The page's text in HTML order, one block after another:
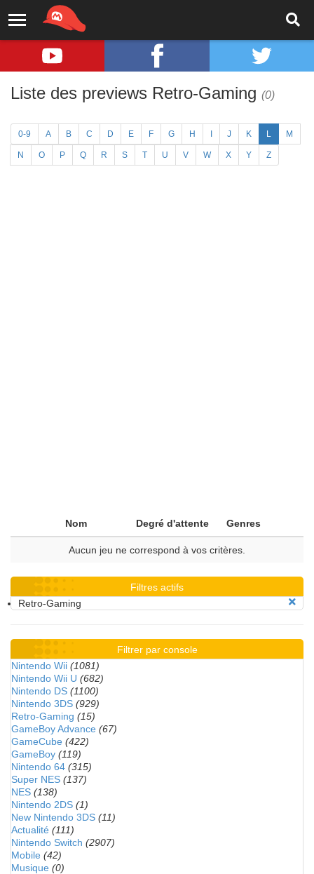
Liste des previews Retro-Gaming (0)
0-9 A B C D E F G H J K L M
N O P Q R S T U V W X Y Z
Nom Degré d'attente Genres
Aucun jeu ne correspond à vos critères.
Filtres actifs
Retro-Gaming
Filtrer par console
Nintendo Wii (1081)
Nintendo Wii U (682)
Nintendo DS (1100)
Nintendo 3DS (929)
Retro-Gaming (15)
GameBoy Advance (67)
GameCube (422)
GameBoy (119)
Nintendo 64 (315)
Super NES (137)
NES (138)
Nintendo 2DS (1)
New Nintendo 3DS (11)
Actualité (111)
Nintendo Switch (2907)
Mobile (42)
Musique (0)